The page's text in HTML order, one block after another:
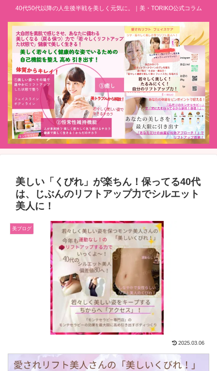
40代50代以降の人生後半戦を美しく元気に。｜美・TORIKO公式コラム
美しい「くびれ」が楽ちん！保ってる40代
は、じぶんのリフトアップ力でシルエット
美人に！
美ブログ
2025.03.06